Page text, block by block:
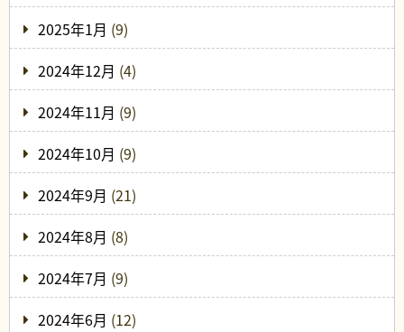
2025年1月 (9)
2024年12月 (4)
2024年11月 (9)
2024年10月 (9)
2024年9月 (21)
2024年8月 (8)
2024年7月 (9)
2024年6月 (12)